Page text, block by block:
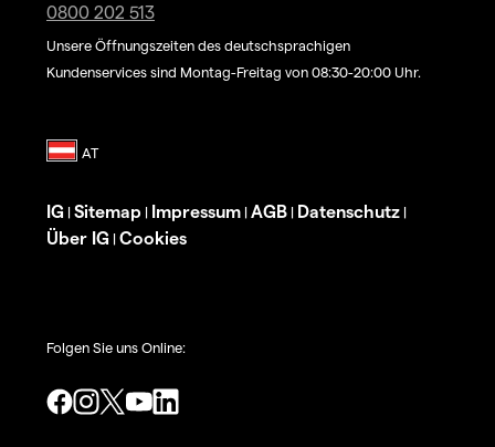
0800 202 513
Unsere Öffnungszeiten des deutschsprachigen
Kundenservices sind Montag-Freitag von 08:30-20:00 Uhr.
IG | Sitemap | Impressum | AGB | Datenschutz |
Über IG | Cookies
Folgen Sie uns Online: